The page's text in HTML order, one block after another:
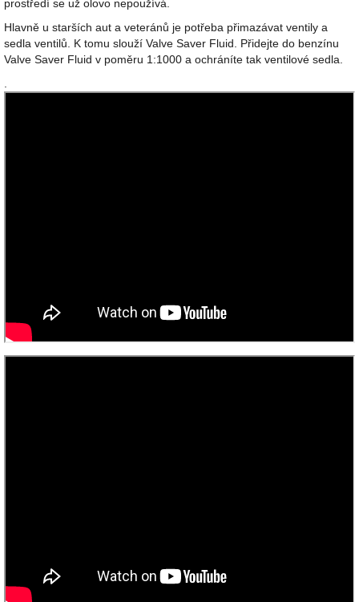
prostředí se už olovo nepoužívá.
Hlavně u starších aut a veteránů je potřeba přimazávat ventily a
sedla ventilů. K tomu slouží Valve Saver Fluid. Přidejte do benzínu
Valve Saver Fluid v poměru 1:1000 a ochráníte tak ventilové sedla.